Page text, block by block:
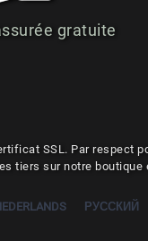
gratuite
SSL. Par respect
tiers sur notre boutique
РУССКИЙ